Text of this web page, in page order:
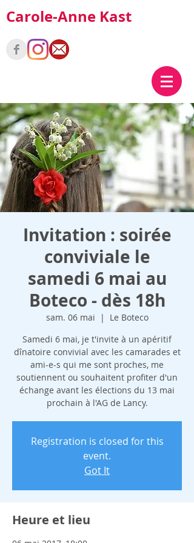
Carole-Anne Kast
Invitation : soirée
conviviale le
samedi 6 mai au
Boteco - dès 18h
sam. 06 mai
  |
Le Boteco
Samedi 6 mai, je t'invite à un apéritif
dînatoire convivial avec les camarades et
ami-e-s qui me sont proches, me
soutiennent ou souhaitent profiter d'un
échange avant les élections du 13 mai
prochain à l'AG de Lancy.
Registration is closed for this
event.
Got It
Heure et lieu